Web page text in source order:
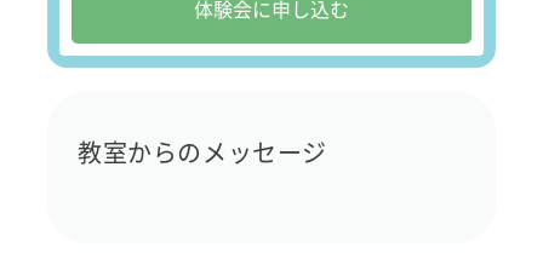
体験会に申し込む
教室からのメッセージ